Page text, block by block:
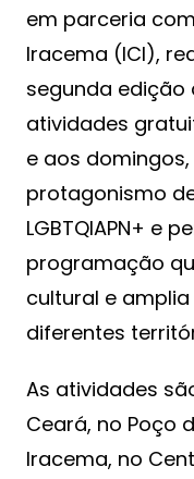
em parceria
Iracema (ICI),
segunda edição
atividades
e aos
protagonismo
LGBTQIAPN+ e
programação
cultural e
diferentes
As atividades
Ceará, no Poço
Iracema, no